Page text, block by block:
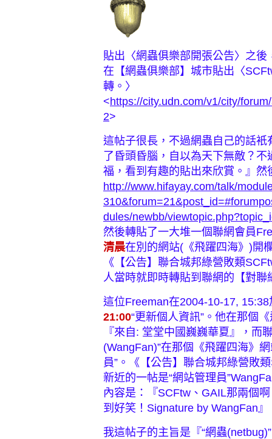
貼出〈網蟲俱樂部開張公告〉之後
在【網蟲俱樂部】城市貼出〈
轉。〉
<https://city.udn.com/v1/city/
2>
這帖子很長，不過網蟲自己的話
了昏頭昏腦，自以為天下無敵？
福，看到有趣的貼出來欣賞。』
http://www.hifayay.com/talk/
dules/newbb/
然後轉貼了一大堆一個聯網會員
清晨在別的網站(《飛躍四海》)開
《【公告】聯合城邦綠營敗類
人當時就即時轉貼到聯網的【對
這位Freeman在2004-10-17,
21:00“更新個人資訊”。他在那個
『來自: 堂堂中國巍巍華夏』，而
(WangFan)”在那個《飛躍四海》
員”。《【公告】聯合城邦綠營敗
新近的一帖是“網站管理員
內容是：『SCFtw、GAIL那兩個
到好笑！Signature by WangFan』
我這帖子的主旨是『“網蟲